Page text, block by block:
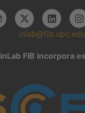
inlab@fib.upc.edu
inLab FIB incorpora